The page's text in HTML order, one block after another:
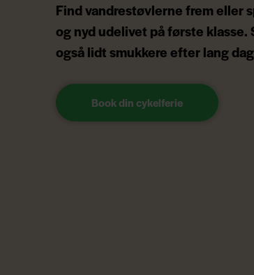
Find vandrestøvlerne frem eller
og nyd udelivet på første
også lidt smukkere efter lang
Book din cykelferie